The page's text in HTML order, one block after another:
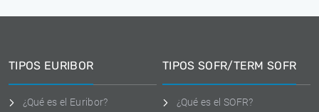
TIPOS EURIBOR
¿Qué es el Euribor?
TIPOS SOFR/TERM SOFR
¿Qué es el SOFR?